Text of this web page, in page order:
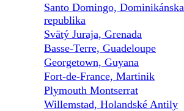
Santo Domingo, Dominikánska
republika
Svätý Juraja, Grenada
Basse-Terre, Guadeloupe
Georgetown, Guyana
Fort-de-France, Martinik
Plymouth Montserrat
Willemstad, Holandské Antily